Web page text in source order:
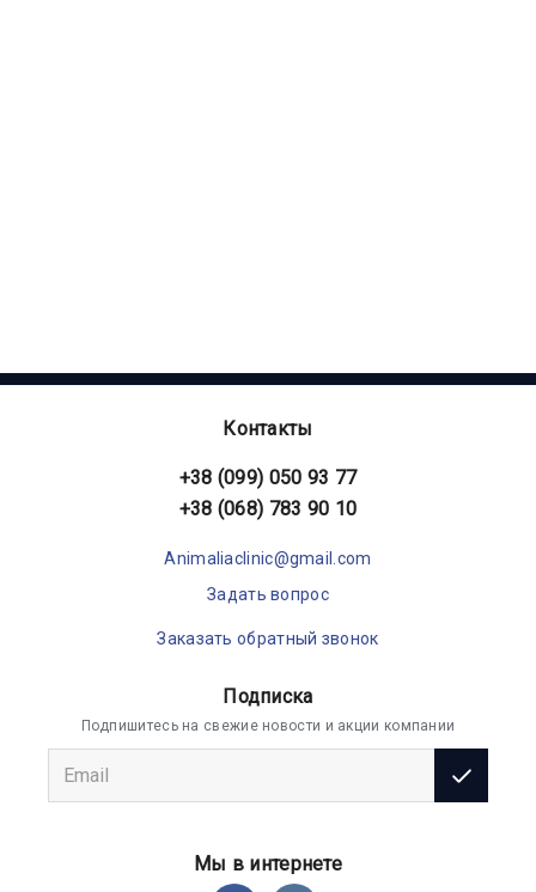
Контакты
+38 (099) 050 93 77
+38 (068) 783 90 10
Animaliaclinic@gmail.com
Задать вопрос
Заказать обратный звонок
Подписка
Подпишитесь на свежие новости и акции компании
Мы в интернете